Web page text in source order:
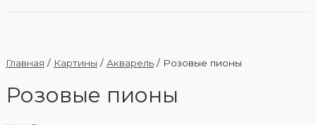
Главная / Картины / Акварель / Розовые пионы
Розовые пионы